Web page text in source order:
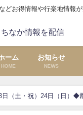
どお得情報や行楽地情報が
ーム
HOME
お知らせ
NEWS
日（土・祝）24日（日）